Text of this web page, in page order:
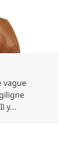
vague
y…